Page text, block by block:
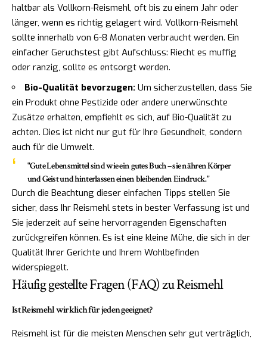
haltbar als Vollkorn-Reismehl, oft bis zu einem Jahr oder
länger, wenn es richtig gelagert wird. Vollkorn-Reismehl
sollte innerhalb von 6-8 Monaten verbraucht werden. Ein
einfacher Geruchstest gibt Aufschluss: Riecht es muffig
oder ranzig, sollte es entsorgt werden.
Bio-Qualität bevorzugen: Um sicherzustellen, dass Sie
ein Produkt ohne Pestizide oder andere unerwünschte
Zusätze erhalten, empfiehlt es sich, auf Bio-Qualität zu
achten. Dies ist nicht nur gut für Ihre Gesundheit, sondern
auch für die Umwelt.
"Gute Lebensmittel sind wie ein gutes Buch – sie nähren Körper
und Geist und hinterlassen einen bleibenden Eindruck."
Durch die Beachtung dieser einfachen Tipps stellen Sie
sicher, dass Ihr Reismehl stets in bester Verfassung ist und
Sie jederzeit auf seine hervorragenden Eigenschaften
zurückgreifen können. Es ist eine kleine Mühe, die sich in der
Qualität Ihrer Gerichte und Ihrem Wohlbefinden
widerspiegelt.
Häufig gestellte Fragen (FAQ) zu Reismehl
Ist Reismehl wirklich für jeden geeignet?
Reismehl ist für die meisten Menschen sehr gut verträglich,